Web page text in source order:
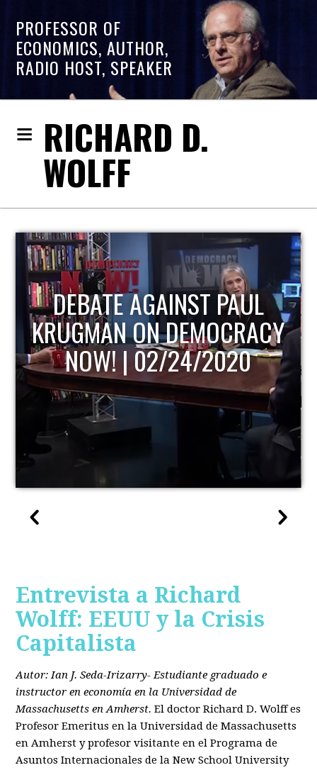
PROFESSOR OF
ECONOMICS, AUTHOR,
RADIO HOST, SPEAKER
RICHARD D.
WOLFF
DEBATE AGAINST PAUL
KRUGMAN ON DEMOCRACY
NOW! | 02/24/2020
Entrevista a Richard
Wolff: EEUU y la Crisis
Capitalista
Autor: Ian J. Seda-Irizarry- Estudiante graduado e
instructor en economía en la Universidad de
Massachusetts en Amherst. El doctor Richard D. Wolff es
Profesor Emeritus en la Universidad de Massachusetts
en Amherst y profesor visitante en el Programa de
Asuntos Internacionales de la New School University